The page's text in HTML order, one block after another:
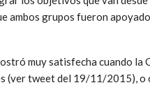
ambos grupos fueron
muy satisfecha cuando la
(ver tweet del 19/11/2015), o